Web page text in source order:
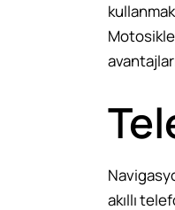
akıllı